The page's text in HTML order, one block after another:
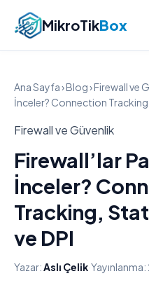
MikroTikBox
Ana Sayfa›Blog›Firewall ve
İnceler? Connection
Firewall ve Güvenlik
Firewall’lar
İnceler?
Tracking,
ve DPI
Yazar:Aslı Çelik·